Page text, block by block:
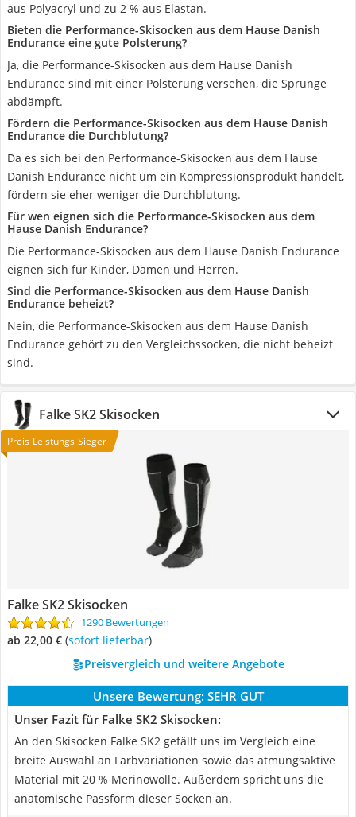
aus Polyacryl und zu 2 % aus Elastan.
Bieten die Performance-Skisocken aus dem Hause Danish
Endurance eine gute Polsterung?
Ja, die Performance-Skisocken aus dem Hause Danish
Endurance sind mit einer Polsterung versehen, die Sprünge
abdämpft.
Fördern die Performance-Skisocken aus dem Hause Danish
Endurance die Durchblutung?
Da es sich bei den Performance-Skisocken aus dem Hause
Danish Endurance nicht um ein Kompressionsprodukt handelt,
fördern sie eher weniger die Durchblutung.
Für wen eignen sich die Performance-Skisocken aus dem
Hause Danish Endurance?
Die Performance-Skisocken aus dem Hause Danish Endurance
eignen sich für Kinder, Damen und Herren.
Sind die Performance-Skisocken aus dem Hause Danish
Endurance beheizt?
Nein, die Performance-Skisocken aus dem Hause Danish
Endurance gehört zu den Vergleichssocken, die nicht beheizt
sind.
Falke SK2 Skisocken
Preis-Leistungs-Sieger
Falke SK2 Skisocken
1290 Bewertungen
ab 22,00 € ( Sofort lieferbar)
Preisvergleich und weitere Angebote
Unsere Bewertung: SEHR GUT
Unser Fazit für Falke SK2 Skisocken:
An den Skisocken Falke SK2 gefällt uns im Vergleich eine
breite Auswahl an Farbvariationen sowie das atmungsaktive
Material mit 20 % Merinowolle. Außerdem spricht uns die
anatomische Passform dieser Socken an.